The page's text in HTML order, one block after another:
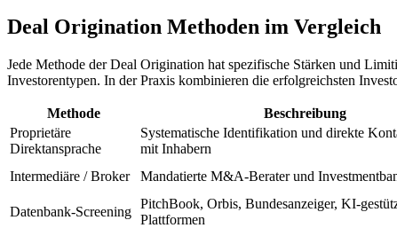
Deal Origination Methoden im Vergleich
Jede Methode der Deal Origination hat spezifische Stärken und
Investorentypen. In der Praxis kombinieren die erfolgreichsten
Methode Beschreibung
Proprietäre
Direktansprache
Systematische Identifikation und direkte
mit Inhabern
Intermediäre / Broker Mandatierte M&A-Berater und
Datenbank-Screening
PitchBook, Orbis, Bundesanzeiger, KI-
Plattformen